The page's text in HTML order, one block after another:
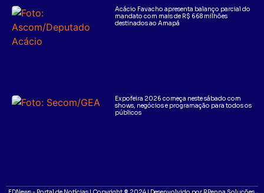
Acácio Favacho apresenta balanço parcial do
mandato com mais de R$ 668 milhões
destinados ao Amapá
Expofeira 2026 começa neste sábado com
shows, negócios e programação para todos os
públicos